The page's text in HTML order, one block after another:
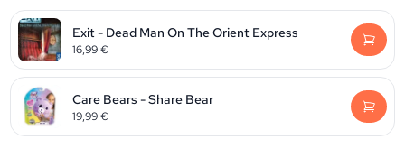
Exit - Dead Man On The Orient Express
16,99€
Care Bears - Share Bear
19,99€